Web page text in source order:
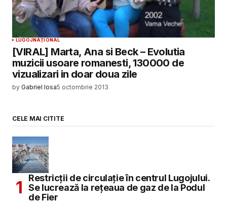
LUGOJNAȚIONAL
[VIRAL] Marta, Ana si Beck – Evolutia
muzicii usoare romanesti, 130000 de
vizualizari in doar doua zile
by Gabriel Iosa5 octombrie 2013
CELE MAI CITITE
Restricții de circulație în centrul Lugojului.
Se lucrează la rețeaua de gaz de la Podul
de Fier